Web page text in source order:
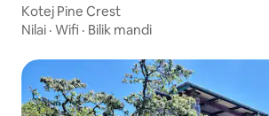
Kotej Pine Crest
Nilai · Wifi · Bilik mandi